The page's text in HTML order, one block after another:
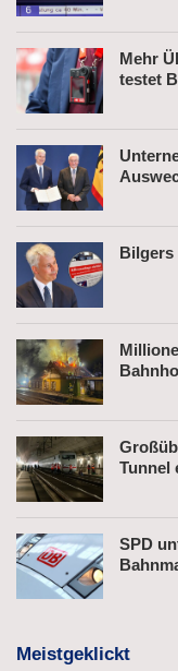
Mehr
testet
Bilgers
Tunnel
SPD
Meistgeklickt